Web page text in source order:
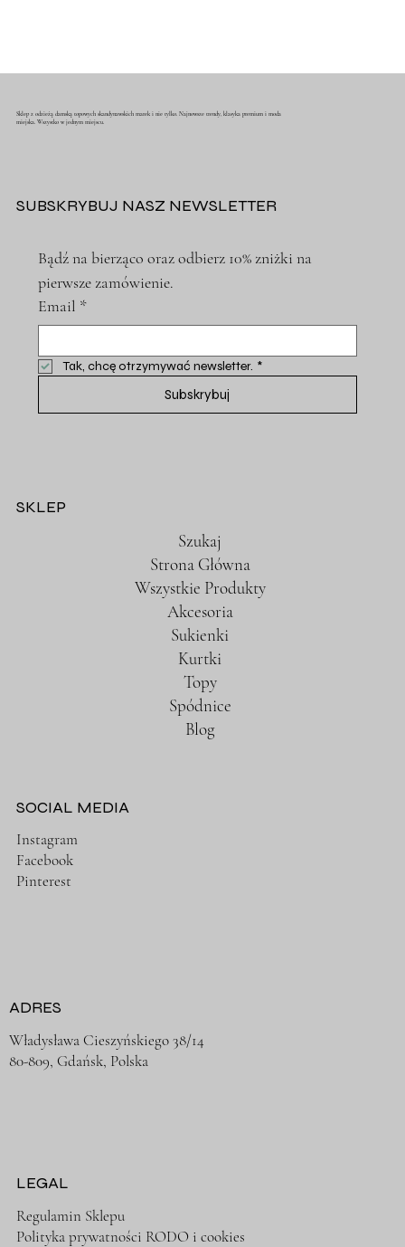
Sklep z odzieżą damską topowych skandynawskich marek i nie tylko. Najnowsze trendy, klasyka premium i moda
miejska. Wszystko w jednym miejscu.
SUBSKRYBUJ NASZ NEWSLETTER
Bądź na bierząco oraz odbierz 10% zniżki na
pierwsze zamówienie.
Email *
Tak, chcę otrzymywać newsletter. *
Subskrybuj
SKLEP
Szukaj
Strona Główna
Wszystkie Produkty
Akcesoria
Sukienki
Kurtki
Topy
Spódnice
Blog
LEGAL
Regulamin Sklepu
Polityka prywatności RODO i cookies
ADRES
Władysława Cieszyńskiego 38/14
80-809, Gdańsk, Polska
SOCIAL MEDIA
Instagram
Facebook
Pinterest